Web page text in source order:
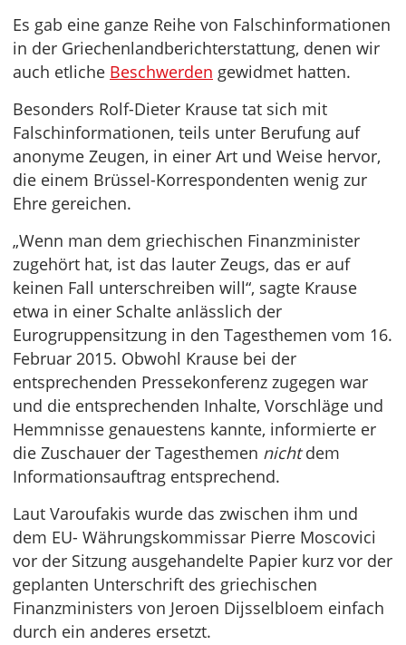
Es gab eine ganze Reihe von Falschinformationen
in der Griechenlandberichterstattung, denen wir
auch etliche Beschwerden gewidmet hatten.
Besonders Rolf-Dieter Krause tat sich mit
Falschinformationen, teils unter Berufung auf
anonyme Zeugen, in einer Art und Weise hervor,
die einem Brüssel-Korrespondenten wenig zur
Ehre gereichen.
„Wenn man dem griechischen Finanzminister
zugehört hat, ist das lauter Zeugs, das er auf
keinen Fall unterschreiben will“, sagte Krause
etwa in einer Schalte anlässlich der
Eurogruppensitzung in den Tagesthemen vom 16.
Februar 2015. Obwohl Krause bei der
entsprechenden Pressekonferenz zugegen war
und die entsprechenden Inhalte, Vorschläge und
Hemmnisse genauestens kannte, informierte er
die Zuschauer der Tagesthemen nichtdem
Informationsauftrag entsprechend.
Laut Varoufakis wurde das zwischen ihm und
dem EU- Währungskommissar Pierre Moscovici
vor der Sitzung ausgehandelte Papier kurz vor der
geplanten Unterschrift des griechischen
Finanzministers von Jeroen Dijsselbloem einfach
durch ein anderes ersetzt.